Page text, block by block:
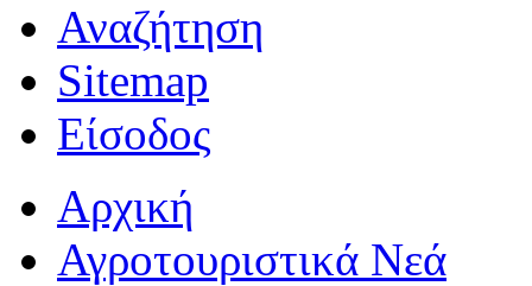
Αναζήτηση
Sitemap
Είσοδος
Αρχική
Αγροτουριστικά Νεά